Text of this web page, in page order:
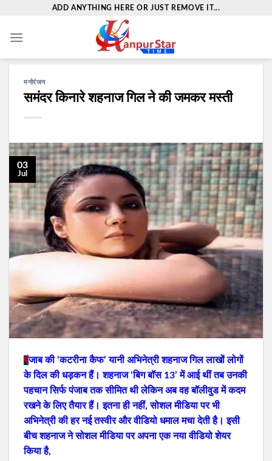
content
ADD ANYTHING HERE OR JUST REMOVE IT...
मनोरंजन
समंदर किनारे शहनाज गिल ने की जमकर मस्ती
03
Jul
पंजाब की ‘कटरीना कैफ’ यानी अभिनेत्री शहनाज गिल लाखों लोगों
के दिल की धड़कन हैं। शहनाज ‘बिग बॉस 13’ में आई थीं तब उनकी
पहचान सिर्फ पंजाब तक सीमित थी लेकिन अब वह बॉलीवुड में कदम
रखने के लिए तैयार हैं। इतना ही नहीं, सोशल मीडिया पर भी
अभिनेत्री की हर नई तस्वीर और वीडियो धमाल मचा देती है। इसी
बीच शहनाज ने सोशल मीडिया पर अपना एक नया वीडियो शेयर
किया है,